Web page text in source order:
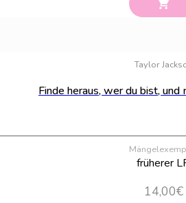
Taylor
Finde heraus, wer du bist, und
früherer
14,00€